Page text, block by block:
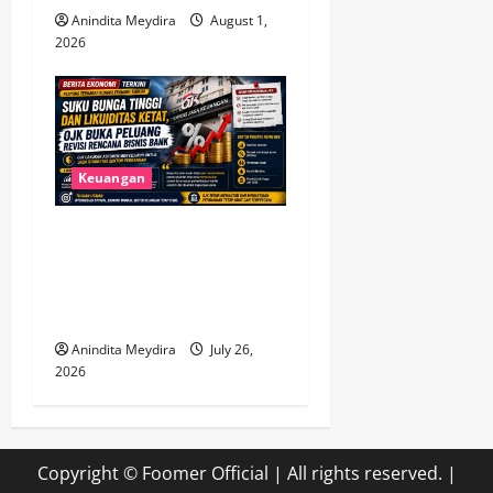
Anindita Meydira
August 1,
2026
Keuangan
Anindita Meydira
July 26,
2026
Copyright © Foomer Official | All rights reserved. |